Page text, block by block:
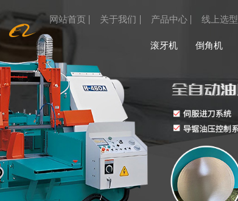

滚牙机 倒角机
网站首页 关于我们 产品中心 线上选型